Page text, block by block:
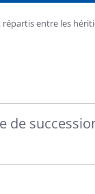
entre les
de